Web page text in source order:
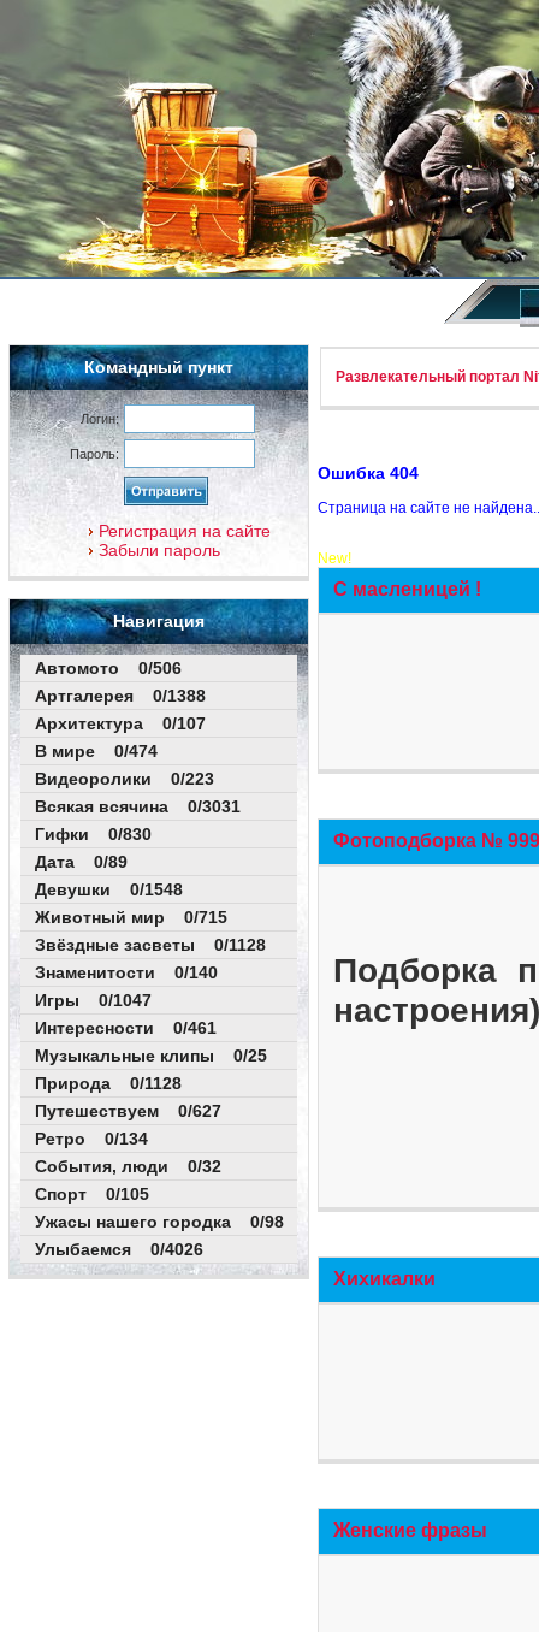
Командный пункт
Логин:
Пароль:
Регистрация на сайте
Забыли пароль
Навигация
Автомото 0/506
Артгалерея 0/1388
Архитектура 0/107
В мире 0/474
Видеоролики 0/223
Всякая всячина 0/3031
Гифки 0/830
Дата 0/89
Девушки 0/1548
Животный мир 0/715
Звёздные засветы 0/1128
Знаменитости 0/140
Игры 0/1047
Интересности 0/461
Музыкальные клипы 0/25
Природа 0/1128
Путешествуем 0/627
Ретро 0/134
События, люди 0/32
Спорт 0/105
Ужасы нашего городка 0/98
Улыбаемся 0/4026
Развлекательный портал
Ошибка 404
Страница на сайте не
New!
С масленицей !
Фотоподборка №
Подборка
Хихикалки
Женские фразы